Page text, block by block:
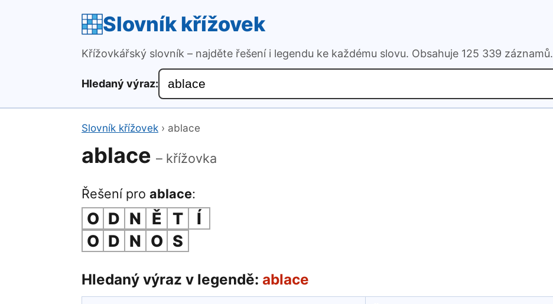
Slovník křížovek
Křížovkářský slovník – najděte řešení i legendu ke každému slovu. Obsahuje 125 339 záznamů.
Hledaný výraz:
Slovník křížovek › ablace
ablace – křížovka
Řešení pro ablace:
O D N Ě T
Í
O D N O S
Hledaný výraz v legendě: ablace